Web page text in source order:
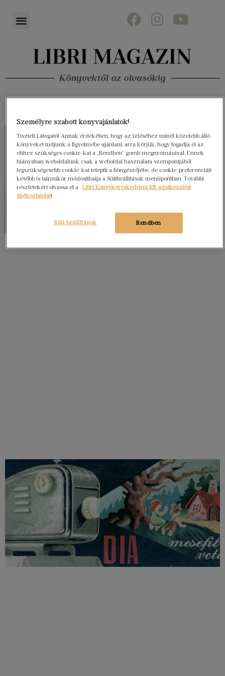
Könyvektől az olvasókig
Személyre szabott könyvajánlatok!
Tisztelt Látogató! Annak érdekében, hogy az ízléséhez minél közelebb álló
könyveket tudjunk a figyelmébe ajánlani, arra kérjük, hogy fogadja el az
ehhez szükséges cookie-kat a „Rendben” gomb megnyomásával. Ennek
hiányában weboldalunk csak a weboldal használata szempontjából
legszükségesebb cookie-kat telepíti a böngészőjébe, de cookie-preferenciáit
később is bármikor módosíthatja a Sütibeállítások menüpontban. További
részletekért olvassa el a
Libri Könyvkereskedelmi Kft. adatkezelési
tájékoztatóját!
Rendben
Süti beállítások